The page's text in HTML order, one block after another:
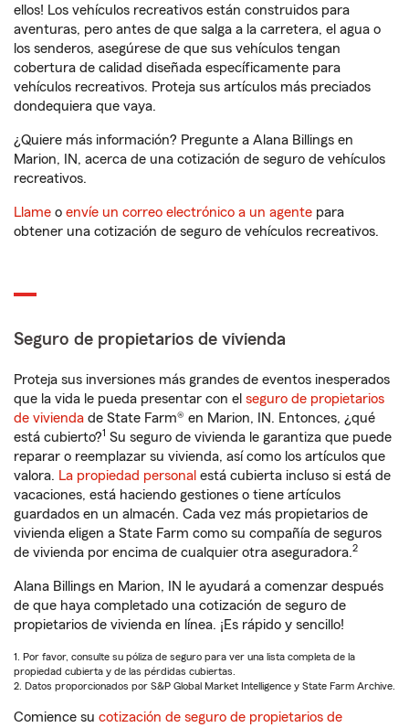
ellos! Los vehículos recreativos están construidos para
aventuras, pero antes de que salga a la carretera, el agua o
los senderos, asegúrese de que sus vehículos tengan
cobertura de calidad diseñada específicamente para
vehículos recreativos. Proteja sus artículos más preciados
dondequiera que vaya.
¿Quiere más información? Pregunte a Alana Billings en
Marion, IN, acerca de una cotización de seguro de vehículos
recreativos.
Llame o envíe un correo electrónico a un agente para
obtener una cotización de seguro de vehículos recreativos.
Seguro de propietarios de vivienda
Proteja sus inversiones más grandes de eventos inesperados
que la vida le pueda presentar con el seguro de propietarios
de vivienda de State Farm® en Marion, IN. Entonces, ¿qué
está cubierto?1 Su seguro de vivienda le garantiza que puede
reparar o reemplazar su vivienda, así como los artículos que
valora. La propiedad personal está cubierta incluso si está de
vacaciones, está haciendo gestiones o tiene artículos
guardados en un almacén. Cada vez más propietarios de
vivienda eligen a State Farm como su compañía de seguros
de vivienda por encima de cualquier otra aseguradora.2
Alana Billings en Marion, IN le ayudará a comenzar después
de que haya completado una cotización de seguro de
propietarios de vivienda en línea. ¡Es rápido y sencillo!
1. Por favor, consulte su póliza de seguro para ver una lista completa de la
propiedad cubierta y de las pérdidas cubiertas.
2. Datos proporcionados por S&P Global Market Intelligence y State Farm Archive.
Comience su cotización de seguro de propietarios de